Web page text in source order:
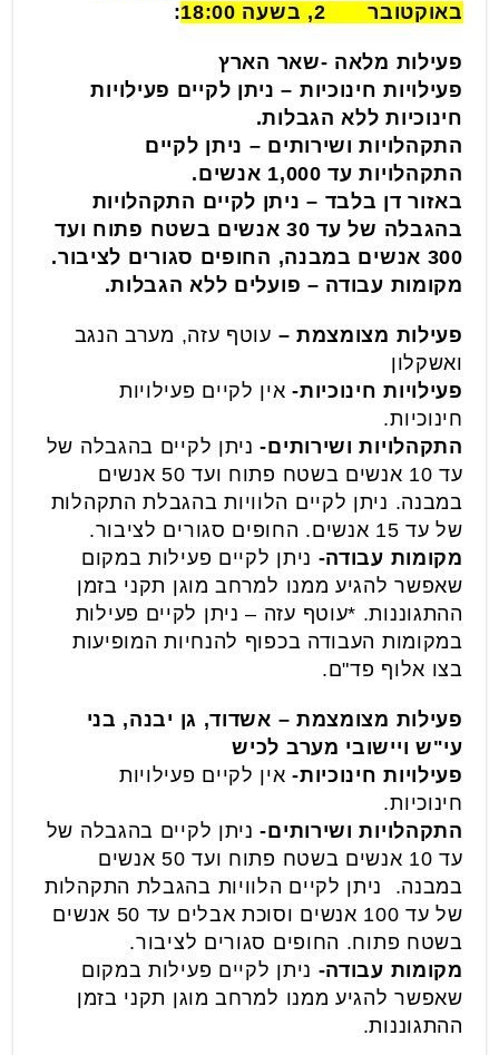
באוקטובר 2
, בשעה 18:00 :
פעילות מלאה -שאר הארץ
פעילויות חינוכיות – ניתן לקיים פעילויות
חינוכיות ללא הגבלות.
התקהלויות ושירותים – ניתן לקיים
התקהלויות עד 1,000 אנשים.
באזור דן בלבד – ניתן לקיים התקהלויות
בהגבלה של עד 30 אנשים בשטח פתוח ועד
300 אנשים במבנה, החופים סגורים לציבור.
מקומות עבודה – פועלים ללא הגבלות.
פעילות מצומצמת – עוטף עזה, מערב הנגב
ואשקלון
פעילויות חינוכיות- אין לקיים פעילויות
חינוכיות.
התקהלויות ושירותים-ניתן לקיים בהגבלה של
עד 10 אנשים בשטח פתוח ועד 50 אנשים
במבנה. ניתן לקיים הלוויות בהגבלת התקהלות
של עד 15 אנשים. החופים סגורים לציבור.
מקומות עבודה- ניתן לקיים פעילות במקום
שאפשר להגיע ממנו למרחב מוגן תקני בזמן
ההתגוננות. *עוטף עזה – ניתן לקיים פעילות
במקומות העבודה בכפוף להנחיות המופיעות
בצו אלוף פד"ם.
פעילות מצומצמת – אשדוד, גן יבנה, בני
עי"ש ויישובי מערב לכיש
פעילויות חינוכיות- אין לקיים פעילויות
חינוכיות.
התקהלויות ושירותים-ניתן לקיים בהגבלה של
עד 10 אנשים בשטח פתוח ועד 50 אנשים
במבנה. ניתן לקיים הלוויות בהגבלת התקהלות
של עד 100 אנשים וסוכת אבלים עד 50 אנשים
בשטח פתוח. החופים סגורים לציבור.
מקומות עבודה- ניתן לקיים פעילות במקום
שאפשר להגיע ממנו למרחב מוגן תקני בזמן
ההתגוננות.